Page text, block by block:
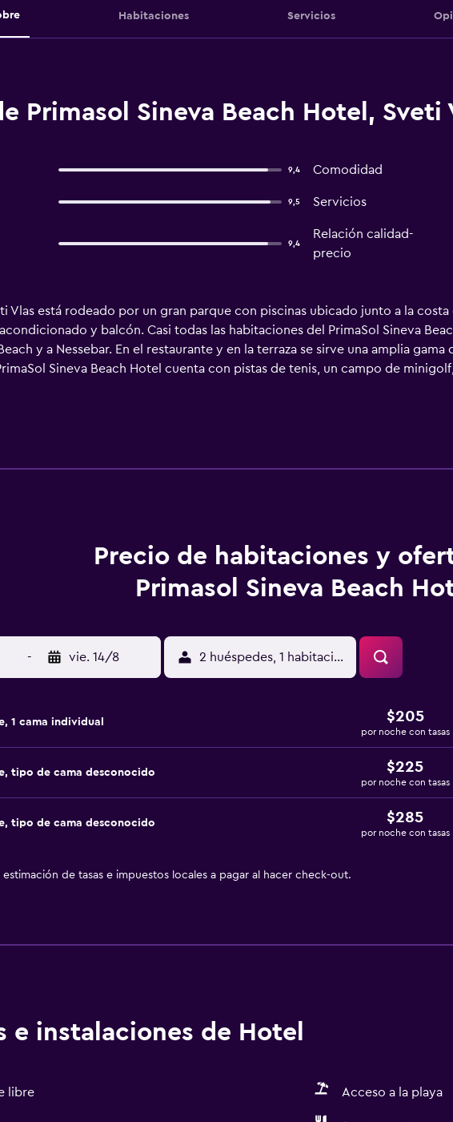
Habitaciones Servicios
Primasol Sineva Beach Hotel, Sveti
9,4 Comodidad
9,5 Servicios
9,4
Relación calidad-
precio
Vlas está rodeado por un gran parque con piscinas ubicado junto a la
y balcón. Casi todas las habitaciones del PrimaSol Sineva
y a Nessebar. En el restaurante y en la terraza se sirve una amplia
Sineva Beach Hotel cuenta con pistas de tenis, un campo de
programa de animación. El centro de Sunny Beach está a 4 km y la antigua
Precio de habitaciones y
Primasol Sineva Beach
- vie. 14/8 2 huéspedes, 1 habitación
1 cama individual $205
por noche con tasas
tipo de cama desconocido $225
por noche con tasas
tipo de cama desconocido $285
por noche con tasas
estimación de tasas e impuestos locales a pagar al hacer check-out.
e instalaciones de Hotel
libre Acceso a la playa